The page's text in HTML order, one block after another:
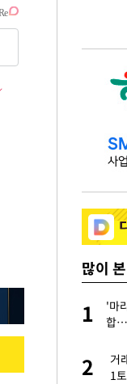
많이
1
'마
합…
2
거
1